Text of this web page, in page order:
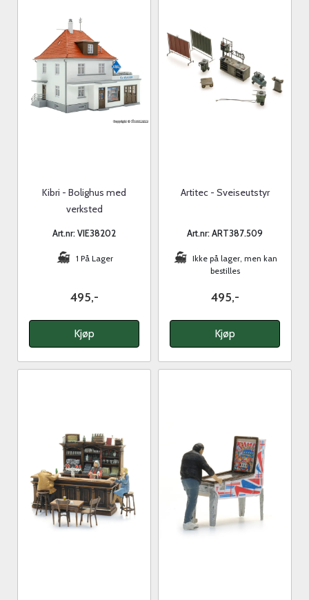
Kibri - Bolighus med
verksted
Art.nr: VIE38202
1 På Lager
495,-
Kjøp
Artitec - Sveiseutstyr
Art.nr: ART387.509
Ikke på lager, men kan
bestilles
495,-
Kjøp